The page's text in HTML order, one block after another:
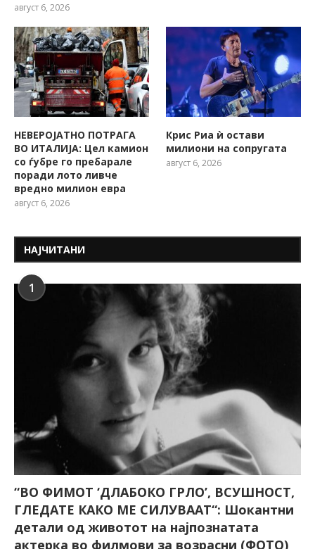
август 6, 2026
НЕВЕРОЈАТНО ПОТРАГА
ВО ИТАЛИЈА: Цел камион
со ѓубре го пребарале
поради лото ливче
вредно милион евра
август 6, 2026
Крис Риа ѝ остави
милиони на сопругата
август 6, 2026
НАЈЧИТАНИ
1
“ВО ФИМОТ ‘ДЛАБОКО ГРЛО’, ВСУШНОСТ,
ГЛЕДАТЕ КАКО МЕ СИЛУВААТ“: Шокантни
детали од животот на најпознатата
актерка во филмови за возрасни (ФОТО)